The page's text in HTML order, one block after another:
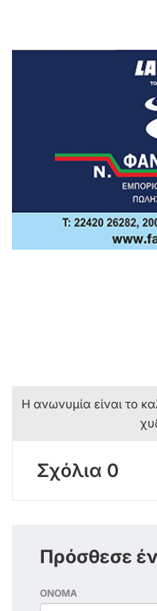
Η ανωνυμία είναι το
Σχόλια 0
Πρόσθεσε
ΟΝΟΜΑ